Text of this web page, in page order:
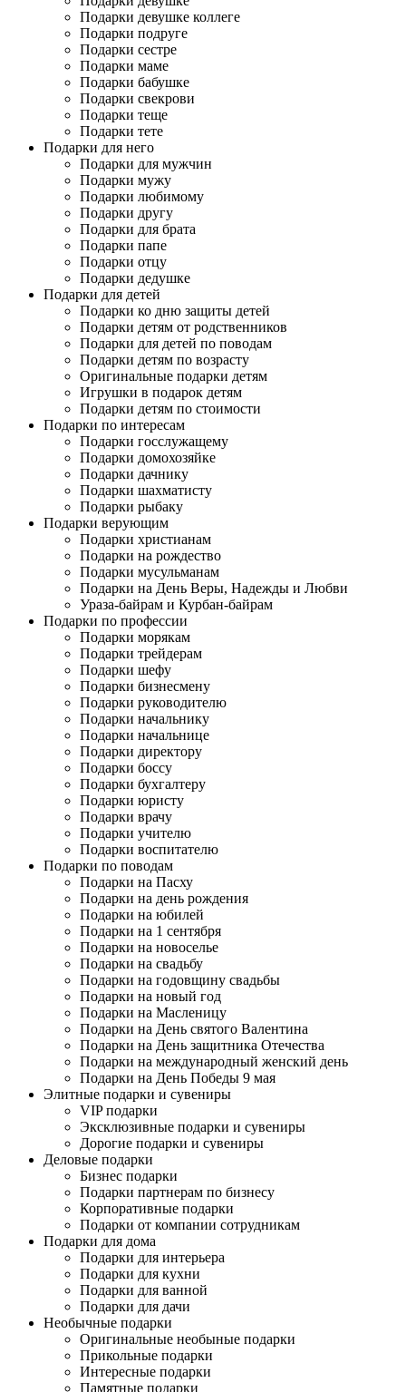
Подарки девушке коллеге
Подарки подруге
Подарки сестре
Подарки маме
Подарки бабушке
Подарки свекрови
Подарки теще
Подарки тете
Подарки для него
Подарки для мужчин
Подарки мужу
Подарки любимому
Подарки другу
Подарки для брата
Подарки папе
Подарки отцу
Подарки дедушке
Подарки для детей
Подарки ко дню защиты детей
Подарки детям от родственников
Подарки для детей по поводам
Подарки детям по возрасту
Оригинальные подарки детям
Игрушки в подарок детям
Подарки детям по стоимости
Подарки по интересам
Подарки госслужащему
Подарки домохозяйке
Подарки дачнику
Подарки шахматисту
Подарки рыбаку
Подарки верующим
Подарки христианам
Подарки на рождество
Подарки мусульманам
Подарки на День Веры, Надежды и Любви
Ураза-байрам и Курбан-байрам
Подарки по профессии
Подарки морякам
Подарки трейдерам
Подарки шефу
Подарки бизнесмену
Подарки руководителю
Подарки начальнику
Подарки начальнице
Подарки директору
Подарки боссу
Подарки бухгалтеру
Подарки юристу
Подарки врачу
Подарки учителю
Подарки воспитателю
Подарки по поводам
Подарки на Пасху
Подарки на день рождения
Подарки на юбилей
Подарки на 1 сентября
Подарки на новоселье
Подарки на свадьбу
Подарки на годовщину свадьбы
Подарки на новый год
Подарки на Масленицу
Подарки на День святого Валентина
Подарки на День защитника Отечества
Подарки на международный женский день
Подарки на День Победы 9 мая
Элитные подарки и сувениры
VIP подарки
Эксклюзивные подарки и сувениры
Дорогие подарки и сувениры
Деловые подарки
Бизнес подарки
Подарки партнерам по бизнесу
Корпоративные подарки
Подарки от компании сотрудникам
Подарки для дома
Подарки для интерьера
Подарки для кухни
Подарки для ванной
Подарки для дачи
Необычные подарки
Оригинальные необыные подарки
Прикольные подарки
Интересные подарки
Памятные подарки